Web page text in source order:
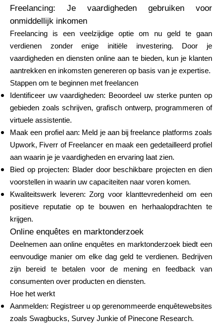
Rondegeschiedenis
Blog
Neem contact op
Hulp
Financiering krijgen
ask@scrambleup.com
Freelancing: Je vaardigheden gebruiken voor
onmiddellijk inkomen
Freelancing is een veelzijdige optie om nu geld te gaan
verdienen zonder enige initiële investering. Door je
vaardigheden en diensten online aan te bieden, kun je klanten
aantrekken en inkomsten genereren op basis van je expertise.
Stappen om te beginnen met freelancen
Identificeer uw vaardigheden: Beoordeel uw sterke punten op
gebieden zoals schrijven, grafisch ontwerp, programmeren of
virtuele assistentie.
Maak een profiel aan: Meld je aan bij freelance platforms zoals
Upwork, Fiverr of Freelancer en maak een gedetailleerd profiel
aan waarin je je vaardigheden en ervaring laat zien.
Bied op projecten: Blader door beschikbare projecten en dien
voorstellen in waarin uw capaciteiten naar voren komen.
Kwaliteitswerk leveren: Zorg voor klanttevredenheid om een
positieve reputatie op te bouwen en herhaalopdrachten te
krijgen.
Online enquêtes en marktonderzoek
Deelnemen aan online enquêtes en marktonderzoek biedt een
eenvoudige manier om elke dag geld te verdienen. Bedrijven
zijn bereid te betalen voor de mening en feedback van
consumenten over producten en diensten.
Hoe het werkt
Aanmelden: Registreer u op gerenommeerde enquêtewebsites
zoals Swagbucks, Survey Junkie of Pinecone Research.